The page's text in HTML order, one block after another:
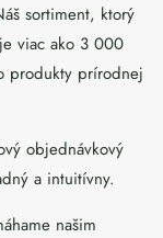
sortiment, ktorý
viac ako 3 000
produkty prírodnej
objednávkový
a intuitívny.
našim